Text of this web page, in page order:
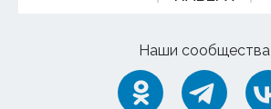
Наши сообщества